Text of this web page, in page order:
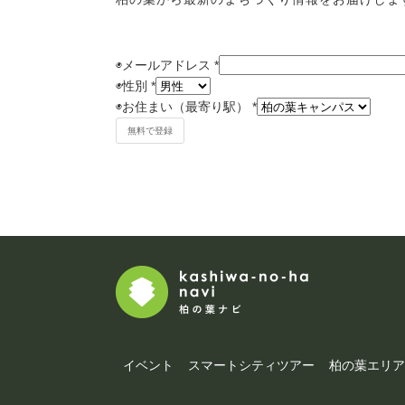
◉メールアドレス *
◉性別 *
◉お住まい（最寄り駅） *
イベント スマートシティツアー 柏の葉エリ